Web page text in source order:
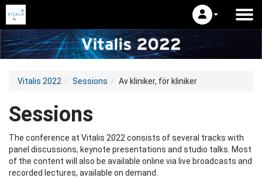
Vitalis 2022 Sessions Av kliniker, för kliniker
Sessions
The conference at Vitalis 2022 consists of several tracks with
panel discussions, keynote presentations and studio talks. Most
of the content will also be available online via live broadcasts and
recorded lectures, available on demand.